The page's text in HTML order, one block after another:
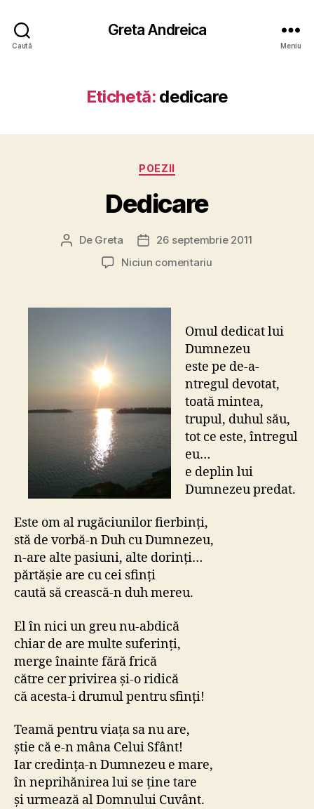
Caută
Greta Andreica
Meniu
Etichetă: dedicare
Categorii
POEZII
Dedicare
Autor
De Greta
Dată26 septembrie 2011
Niciun comentariula
Omul dedicat lui
Dumnezeu
este pe de-a-
ntregul devotat,
toată mintea,
trupul, duhul său,
tot ce este, întregul
eu…
e deplin lui
Dumnezeu predat.
Este om al rugăciunilor fierbinţi,
stă de vorbă-n Duh cu Dumnezeu,
n-are alte pasiuni, alte dorinţi…
părtăşie are cu cei sfinţi
caută să crească-n duh mereu.
El în nici un greu nu-abdică
chiar de are multe suferinţi,
merge înainte fără frică
către cer privirea şi-o ridică
că acesta-i drumul pentru sfinţi!
Teamă pentru viaţa sa nu are,
ştie că e-n mâna Celui Sfânt!
Iar credinţa-n Dumnezeu e mare,
în neprihănirea lui se ţine tare
şi urmează al Domnului Cuvânt.